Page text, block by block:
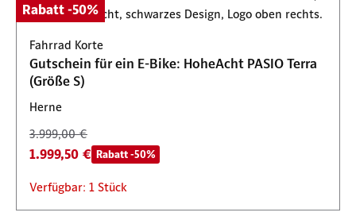
Rabatt -50%
Fahrrad Korte
Gutschein für ein E-Bike: HoheAcht PASIO Terra
(Größe S)
Herne
3.999,00 €
1.999,50 € Rabatt -50%
Verfügbar: 1 Stück